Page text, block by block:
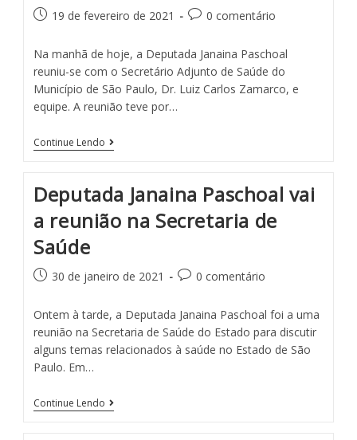
19 de fevereiro de 2021 0 comentário
Na manhã de hoje, a Deputada Janaina Paschoal
reuniu-se com o Secretário Adjunto de Saúde do
Município de São Paulo, Dr. Luiz Carlos Zamarco, e
equipe. A reunião teve por…
Continue Lendo
Deputada Janaina Paschoal vai
a reunião na Secretaria de
Saúde
30 de janeiro de 2021 0 comentário
Ontem à tarde, a Deputada Janaina Paschoal foi a uma
reunião na Secretaria de Saúde do Estado para discutir
alguns temas relacionados à saúde no Estado de São
Paulo. Em…
Continue Lendo